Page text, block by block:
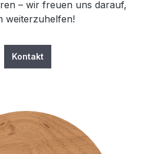
– wir freuen uns darauf,
weiterzuhelfen!
Kontakt